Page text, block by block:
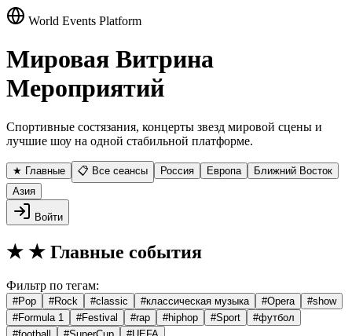
World Events Platform
Мировая Витрина
Мероприятий
Спортивные состязания, концерты звезд мировой сцены и
лучшие шоу на одной стабильной платформе.
★ Главные 📋 Все сеансы Россия Европа
Ближний Восток
Азия
Войти
★ ★ Главные события
Фильтр по тегам:
#Pop #Rock #classic #классическая музыка #Opera #show
#Formula 1 #Festival #rap #hiphop #Sport #футбол